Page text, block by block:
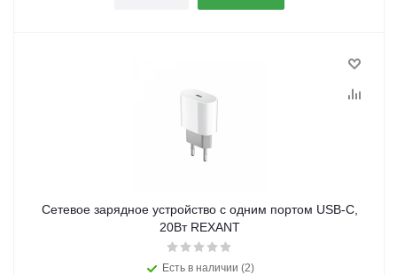
Сетевое зарядное устройство с одним портом USB-C,
20Вт REXANT
Есть в наличии (2)